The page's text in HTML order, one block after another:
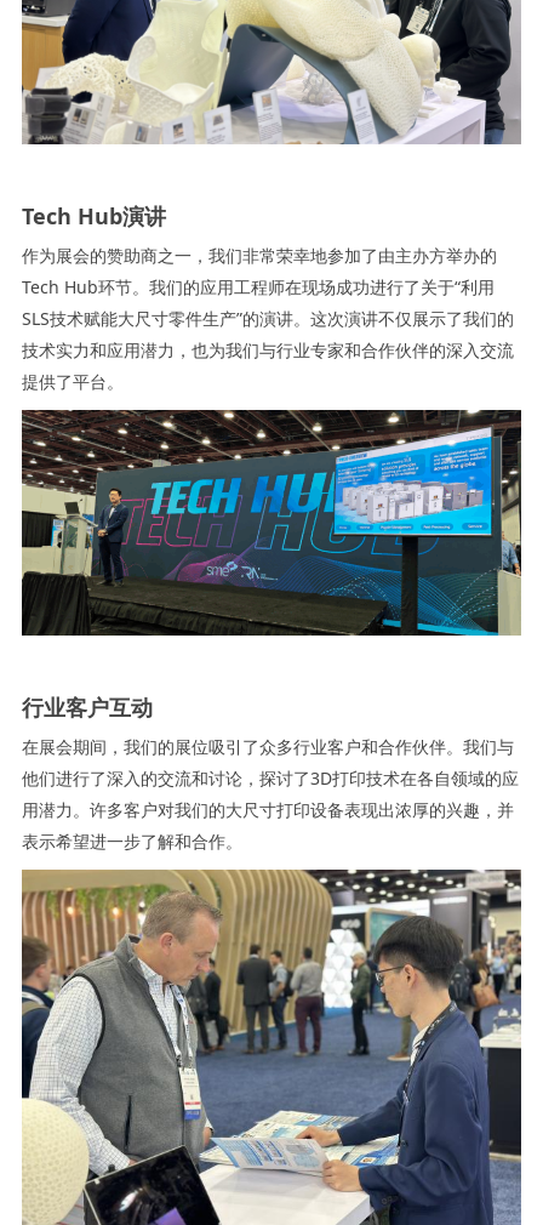
Tech Hub演讲
作为展会的赞助商之一，我们非常荣幸地参加了由主办方举办的
Tech Hub环节。我们的应用工程师在现场成功进行了关于“利用
SLS技术赋能大尺寸零件生产”的演讲。这次演讲不仅展示了我们的
技术实力和应用潜力，也为我们与行业专家和合作伙伴的深入交流
提供了平台。
行业客户互动
在展会期间，我们的展位吸引了众多行业客户和合作伙伴。我们与
他们进行了深入的交流和讨论，探讨了3D打印技术在各自领域的应
用潜力。许多客户对我们的大尺寸打印设备表现出浓厚的兴趣，并
表示希望进一步了解和合作。